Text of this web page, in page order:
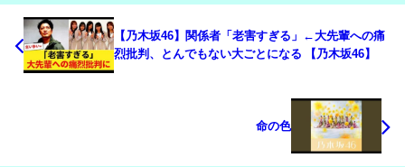
【乃木坂46】関係者「老害すぎる」←大先輩への痛
烈批判、とんでもない大ごとになる 【乃木坂46】
命の色